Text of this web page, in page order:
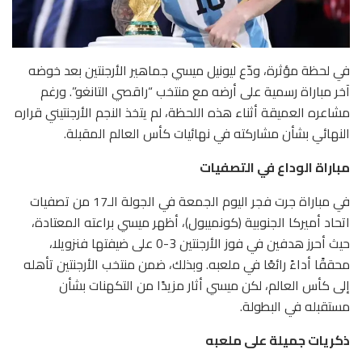
في لحظة مؤثرة، ودّع ليونيل ميسي جماهير الأرجنتين بعد خوضه
آخر مباراة رسمية على أرضه مع منتخب “راقصي التانغو”. ورغم
مشاعره العميقة أثناء هذه اللحظة، لم يتخذ النجم الأرجنتيني قراره
النهائي بشأن مشاركته في نهائيات كأس العالم المقبلة.
مباراة الوداع في التصفيات
في مباراة جرت فجر اليوم الجمعة في الجولة الـ17 من تصفيات
اتحاد أميركا الجنوبية (كونميبول)، أظهر ميسي براعته المعتادة،
حيث أحرز هدفين في فوز الأرجنتين 3-0 على ضيفتها فنزويلا،
محققًا أداءً رائعًا في ملعبه. وبذلك، ضمن منتخب الأرجنتين تأهله
إلى كأس العالم، لكن ميسي أثار مزيدًا من التكهنات بشأن
مستقبله في البطولة.
ذكريات جميلة على ملعبه